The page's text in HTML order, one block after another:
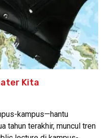
Kita
kampus—hantu
tahun terakhir, muncul tren